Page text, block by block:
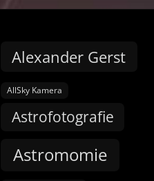
Alexander Gerst
AllSky Kamera
Astrofotografie
Astromomie